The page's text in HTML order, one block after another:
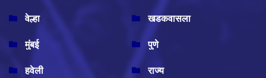
वेल्हा
खडकवासला
मुंबई
पुणे
हवेली
राज्य